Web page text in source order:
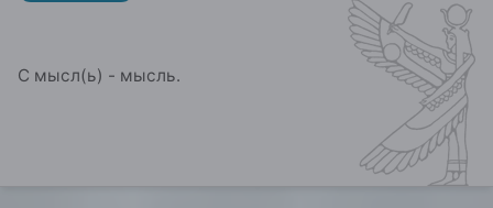
С мысл(ь) - мысль.